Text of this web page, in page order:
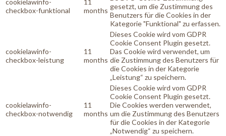
cookielawinfo-
checkbox-funktional
11
months gesetzt, um die Zustimmung des
Benutzers für die Cookies in der
Kategorie "Funktional" zu erfassen.
cookielawinfo-
checkbox-leistung
11
months
Dieses Cookie wird vom GDPR
Cookie Consent Plugin gesetzt.
Das Cookie wird verwendet, um
die Zustimmung des Benutzers für
die Cookies in der Kategorie
„Leistung“ zu speichern.
cookielawinfo-
checkbox-notwendig
11
months
Dieses Cookie wird vom GDPR
Cookie Consent Plugin gesetzt.
Die Cookies werden verwendet,
um die Zustimmung des Benutzers
für die Cookies in der Kategorie
„Notwendig“ zu speichern.